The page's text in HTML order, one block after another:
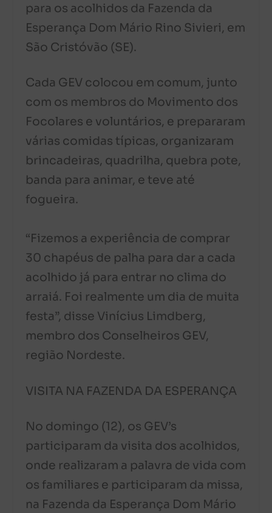
para os acolhidos da Fazenda da
Esperança Dom Mário Rino Sivieri, em
São Cristóvão (SE).
Cada GEV colocou em comum, junto
com os membros do Movimento dos
Focolares e voluntários, e prepararam
várias comidas típicas, organizaram
brincadeiras, quadrilha, quebra pote,
banda para animar, e teve até
fogueira.
“Fizemos a experiência de comprar
30 chapéus de palha para dar a cada
acolhido já para entrar no clima do
arraiá. Foi realmente um dia de muita
festa”, disse Vinícius Limdberg,
membro dos Conselheiros GEV,
região Nordeste.
VISITA NA FAZENDA DA ESPERANÇA
No domingo (12), os GEV’s
participaram da visita dos acolhidos,
onde realizaram a palavra de vida com
os familiares e participaram da missa,
na Fazenda da Esperança Dom Mário